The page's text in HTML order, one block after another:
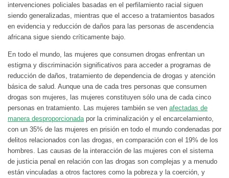
intervenciones policiales basadas en el perfilamiento racial siguen
siendo generalizadas, mientras que el acceso a tratamientos basados
en evidencia y reducción de daños para las personas de ascendencia
africana sigue siendo críticamente bajo.
En todo el mundo, las mujeres que consumen drogas enfrentan un
estigma y discriminación significativos para acceder a programas de
reducción de daños, tratamiento de dependencia de drogas y atención
básica de salud. Aunque una de cada tres personas que consumen
drogas son mujeres, las mujeres constituyen sólo una de cada cinco
personas en tratamiento. Las mujeres también se ven afectadas de
manera desproporcionada por la criminalización y el encarcelamiento,
con un 35% de las mujeres en prisión en todo el mundo condenadas por
delitos relacionados con las drogas, en comparación con el 19% de los
hombres. Las causas de la interacción de las mujeres con el sistema
de justicia penal en relación con las drogas son complejas y a menudo
están vinculadas a otros factores como la pobreza y la coerción, y